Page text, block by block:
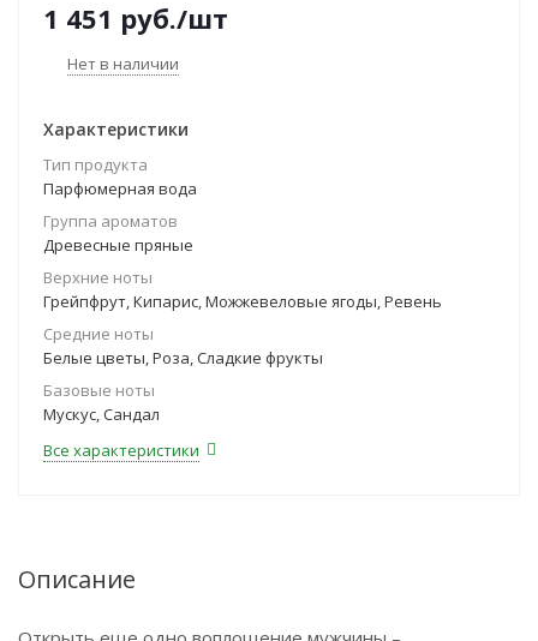
1 451 руб./шт
Нет в наличии
Характеристики
Тип продукта
Парфюмерная вода
Группа ароматов
Древесные пряные
Верхние ноты
Грейпфрут, Кипарис, Можжевеловые ягоды, Ревень
Средние ноты
Белые цветы, Роза, Сладкие фрукты
Базовые ноты
Мускус, Сандал
Все характеристики
Описание